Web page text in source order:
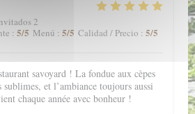
2
: 5/5 Menú : 5/5 Calidad / Precio : 5/5
savoyard ! La fondue aux cèpes
sublimes, et l’ambiance toujours aussi
chaque année avec bonheur !